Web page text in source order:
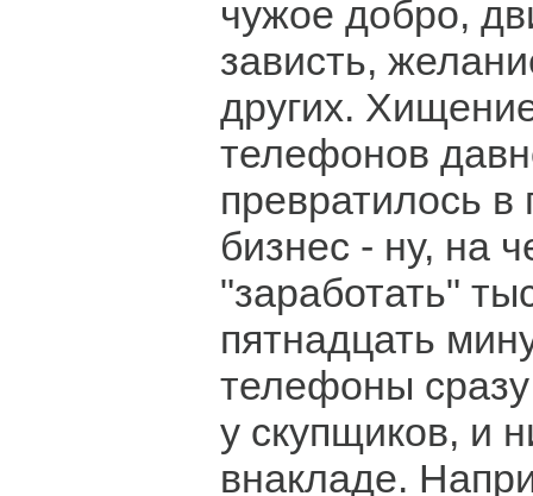
чужое добро,
зависть,
других.
телефонов
превратилось
бизнес - ну, на
"заработать"
пятнадцать
телефоны
у скупщиков, и
внакладе.